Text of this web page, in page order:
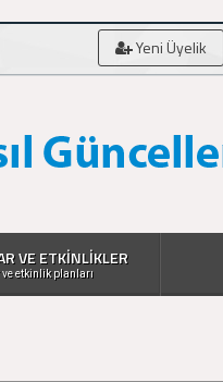
Yeni Üyelik
VE ETKİNLİKLER
etkinlik planları